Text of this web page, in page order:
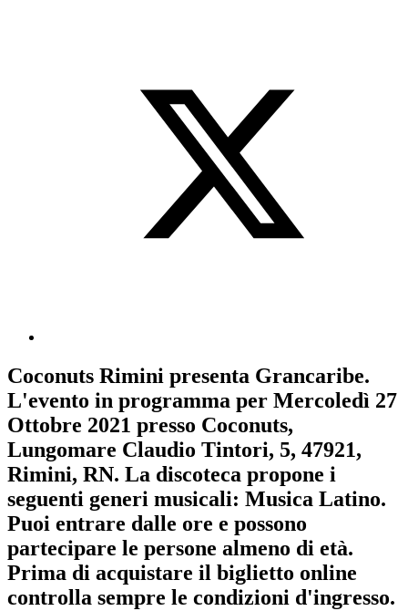
Coconuts Rimini presenta Grancaribe.
L'evento in programma per Mercoledì 27
Ottobre 2021 presso Coconuts,
Lungomare Claudio Tintori, 5, 47921,
Rimini, RN. La discoteca propone i
seguenti generi musicali: Musica Latino.
Puoi entrare dalle ore e possono
partecipare le persone almeno di età.
Prima di acquistare il biglietto online
controlla sempre le condizioni d'ingresso.